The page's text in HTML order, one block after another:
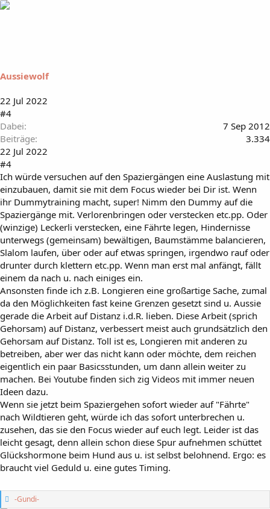
Aussiewolf
22 Jul 2022
#4
Dabei
7 Sep 2012
Beiträge
3.334
22 Jul 2022
#4
Ich würde versuchen auf den Spaziergängen eine Auslastung mit
einzubauen, damit sie mit dem Focus wieder bei Dir ist. Wenn
ihr Dummytraining macht, super! Nimm den Dummy auf die
Spaziergänge mit. Verlorenbringen oder verstecken etc.pp. Oder
(winzige) Leckerli verstecken, eine Fährte legen, Hindernisse
unterwegs (gemeinsam) bewältigen, Baumstämme balancieren,
Slalom laufen, über oder auf etwas springen, irgendwo rauf oder
drunter durch klettern etc.pp. Wenn man erst mal anfängt, fällt
einem da nach u. nach einiges ein.
Ansonsten finde ich z.B. Longieren eine großartige Sache, zumal
da den Möglichkeiten fast keine Grenzen gesetzt sind u. Aussie
gerade die Arbeit auf Distanz i.d.R. lieben. Diese Arbeit (sprich
Gehorsam) auf Distanz, verbessert meist auch grundsätzlich den
Gehorsam auf Distanz. Toll ist es, Longieren mit anderen zu
betreiben, aber wer das nicht kann oder möchte, dem reichen
eigentlich ein paar Basicsstunden, um dann allein weiter zu
machen. Bei Youtube finden sich zig Videos mit immer neuen
Ideen dazu.
Wenn sie jetzt beim Spaziergehen sofort wieder auf "Fährte"
nach Wildtieren geht, würde ich das sofort unterbrechen u.
zusehen, das sie den Focus wieder auf euch legt. Leider ist das
leicht gesagt, denn allein schon diese Spur aufnehmen schüttet
Glückshormone beim Hund aus u. ist selbst belohnend. Ergo: es
braucht viel Geduld u. eine gutes Timing.
G
-Gundi-